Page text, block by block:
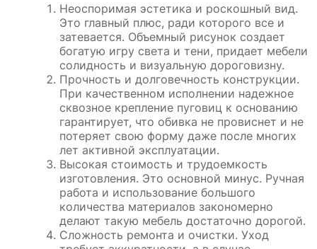
Неоспоримая эстетика и роскошный вид.
Это главный плюс, ради которого все и
затевается. Объемный рисунок создает
богатую игру света и тени, придает мебели
солидность и визуальную дороговизну.
Прочность и долговечность конструкции.
При качественном исполнении надежное
сквозное крепление пуговиц к основанию
гарантирует, что обивка не провиснет и не
потеряет свою форму даже после многих
лет активной эксплуатации.
Высокая стоимость и трудоемкость
изготовления. Это основной минус. Ручная
работа и использование большого
количества материалов закономерно
делают такую мебель достаточно дорогой.
Сложность ремонта и очистки. Уход